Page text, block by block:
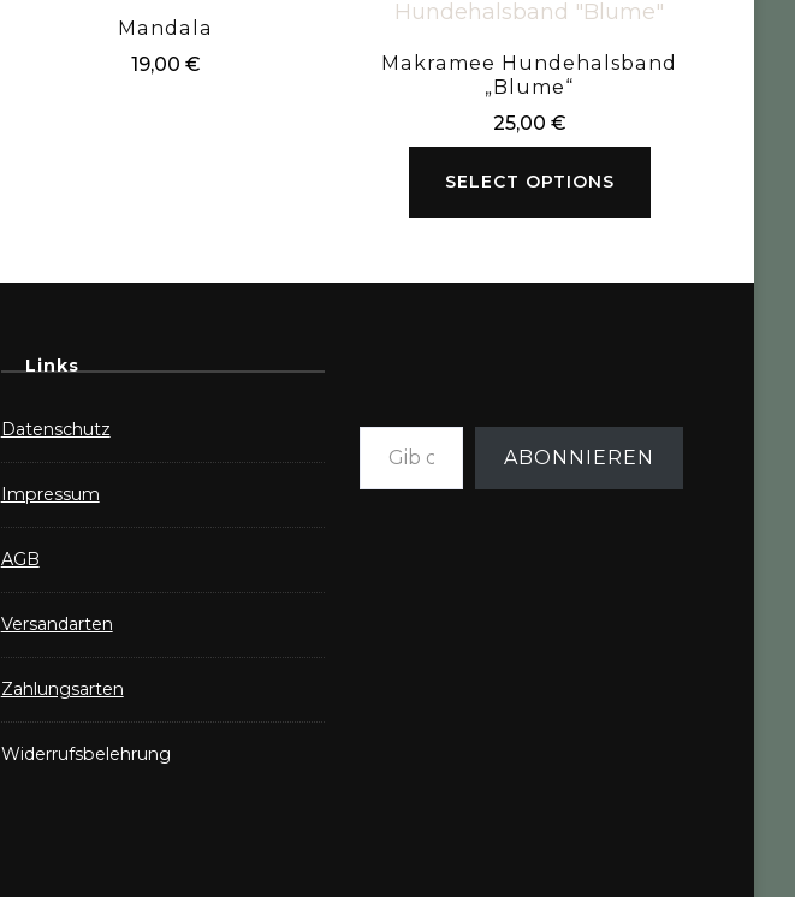
Mandala
19,00 €
Makramee Hundehalsband
„Blume“
25,00 €
SELECT OPTIONS
Links
Datenschutz
Impressum
AGB
Versandarten
Zahlungsarten
Widerrufsbelehrung
Gib deine E-Mail-Adresse ein ...
ABONNIEREN